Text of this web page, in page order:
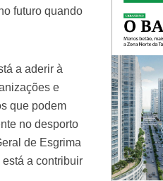
futuro quando
a aderir à
e
que podem
no desporto
de Esgrima
a contribuir